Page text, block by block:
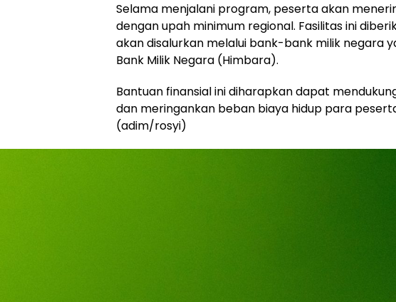
Selama menjalani program, peserta akan
dengan upah minimum regional. Fasilitas ini
akan disalurkan melalui bank-bank milik negara
Bank Milik Negara (Himbara).
Bantuan finansial ini diharapkan dapat
dan meringankan beban biaya hidup para
(adim/rosyi)